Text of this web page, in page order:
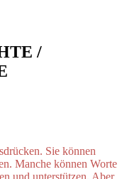
/
Sie können
Manche können Worte